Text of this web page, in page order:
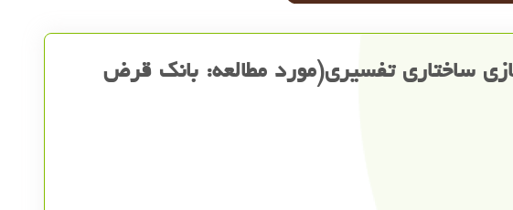
ساختاری تفسیری(مورد مطالعه: بانک قرض